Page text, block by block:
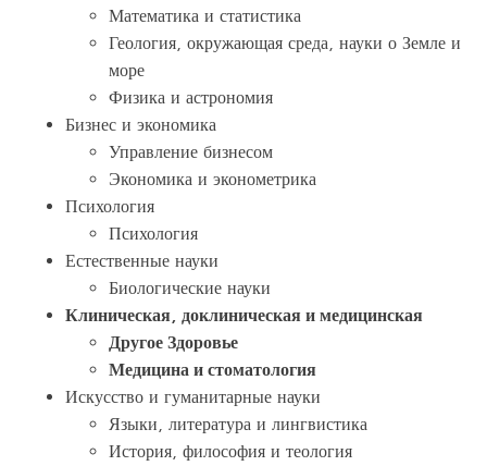
Математика и статистика
Геология, окружающая среда, науки о Земле и
море
Физика и астрономия
Бизнес и экономика
Управление бизнесом
Экономика и эконометрика
Психология
Психология
Естественные науки
Биологические науки
Клиническая, доклиническая и медицинская
Другое Здоровье
Медицина и стоматология
Искусство и гуманитарные науки
Языки, литература и лингвистика
История, философия и теология